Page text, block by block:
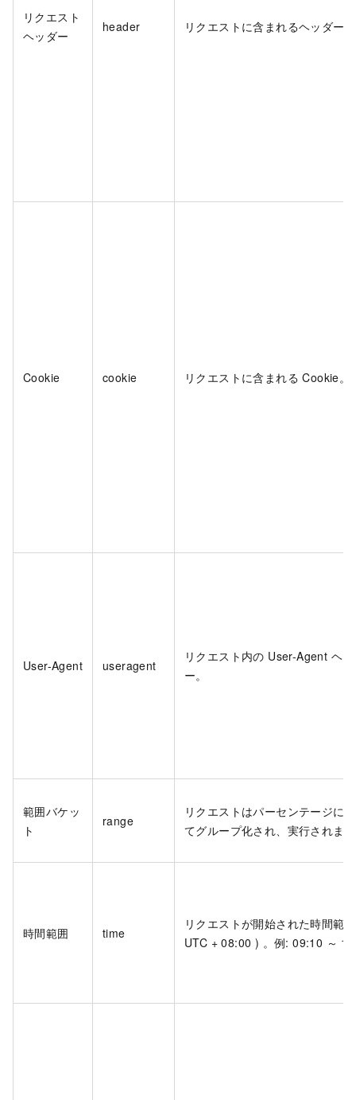
リクエスト
ヘッダー
header リクエストに含まれるヘッダー。
Cookie cookie リクエストに含まれる Cookie。
User-Agent useragent
リクエスト内の User-Agent ヘ
ー。
範囲バケッ
ト
range
リクエストはパーセンテージに
てグループ化され、実行されま
時間範囲 time
リクエストが開始された時間範
UTC + 08:00 ) 。例: 09:10 ～